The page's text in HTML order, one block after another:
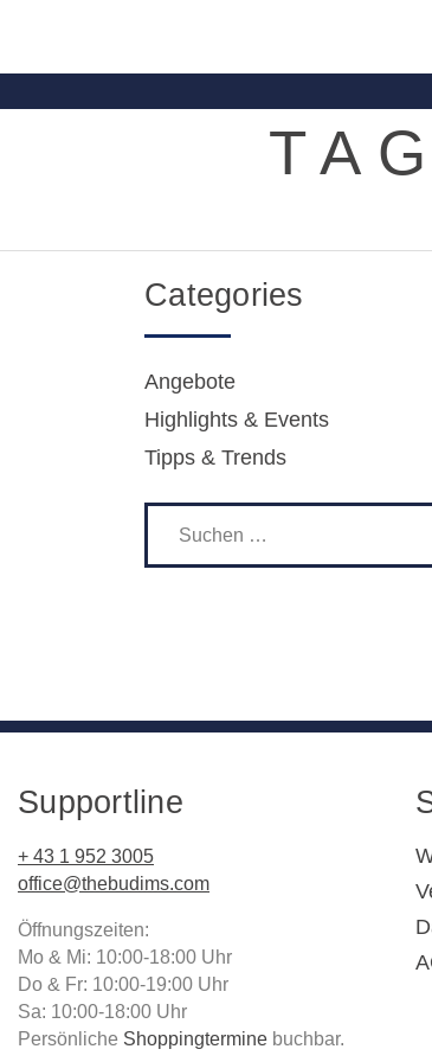
Categories
Angebote
Highlights & Events
Tipps & Trends
Supportline
+ 43 1 952 3005
office@thebudims.com
Öffnungszeiten:
Mo & Mi: 10:00-18:00 Uhr
Do & Fr: 10:00-19:00 Uhr
Sa: 10:00-18:00 Uhr
Persönliche Shoppingtermine buchbar.